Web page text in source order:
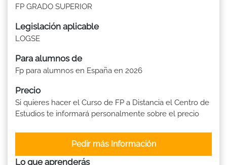
FP GRADO SUPERIOR
Legislación aplicable
LOGSE
Para alumnos de
Fp para alumnos en España en 2026
Precio
Si quieres hacer el Curso de FP a Distancia el Centro de
Estudios te informará personalmente sobre el precio
Pedir más Información
Lo que aprenderás